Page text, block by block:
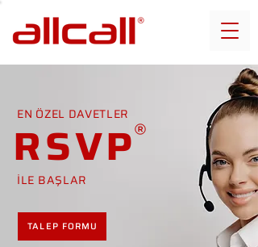
EN ÖZEL DAVETLER
RSVP
İLE BAŞLAR
TALEP FORMU